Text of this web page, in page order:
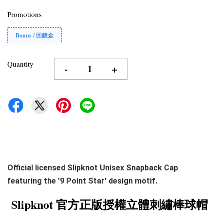
Promotions
Bonus / 回饋金
Quantity - +
Official licensed Slipknot Unisex Snapback Cap
featuring the '9 Point Star' design motif.
Slipknot 官方正版授權立體刺繡棒球帽